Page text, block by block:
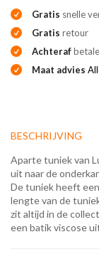
Gratis snelle
Gratis retour
Achteraf
Maat advies
BESCHRIJVING
Aparte tuniek van
uit naar de
De tuniek heeft
lengte van de
zit altijd in de
een batik viscose